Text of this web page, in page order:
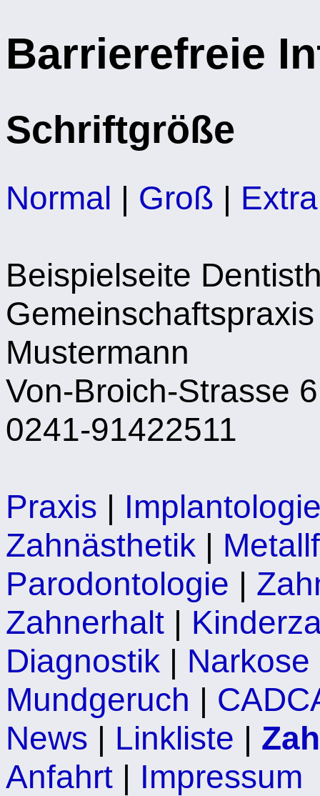
Barrierefreie
Schriftgröße
Normal | Groß |
Beispielseite
Mustermann
Von-Broich-Strasse
0241-91422511
Praxis |
Zahnästhetik |
Parodontologie |
Zahnerhalt |
Diagnostik | Narkose
Mundgeruch |
News | Linkliste |
Anfahrt | Impressum